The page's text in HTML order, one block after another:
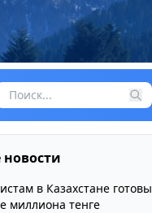
в Казахстане готовы
миллиона тенге